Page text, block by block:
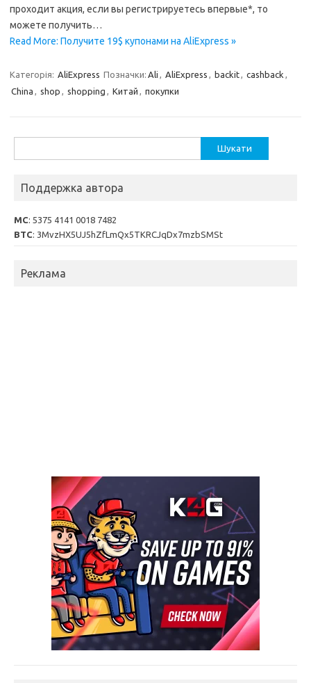
проходит акция, если вы регистрируетесь впервые*, то
можете получить…
Read More: Получите 19$ купонами на AliExpress »
Категорія: AliExpress Позначки: Ali , AliExpress , backit, cashback ,
China , shop , shopping , Китай , покупки
Поддержка автора
MC: 5375 4141 0018 7482
BTC: 3MvzHX5UJ5hZfLmQx5TKRCJqDx7mzbSMSt
Реклама